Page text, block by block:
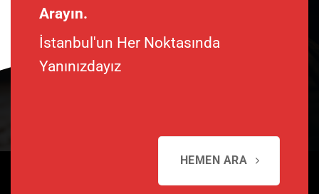
Arayın.
İstanbul'un Her Noktasında
Yanınızdayız
HEMEN ARA